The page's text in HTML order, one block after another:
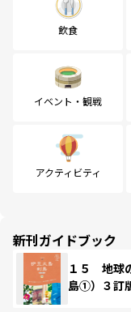
飲食
イベント・観戦
アクティビティ
新刊ガイドブック
１５ 地球
島①）３訂